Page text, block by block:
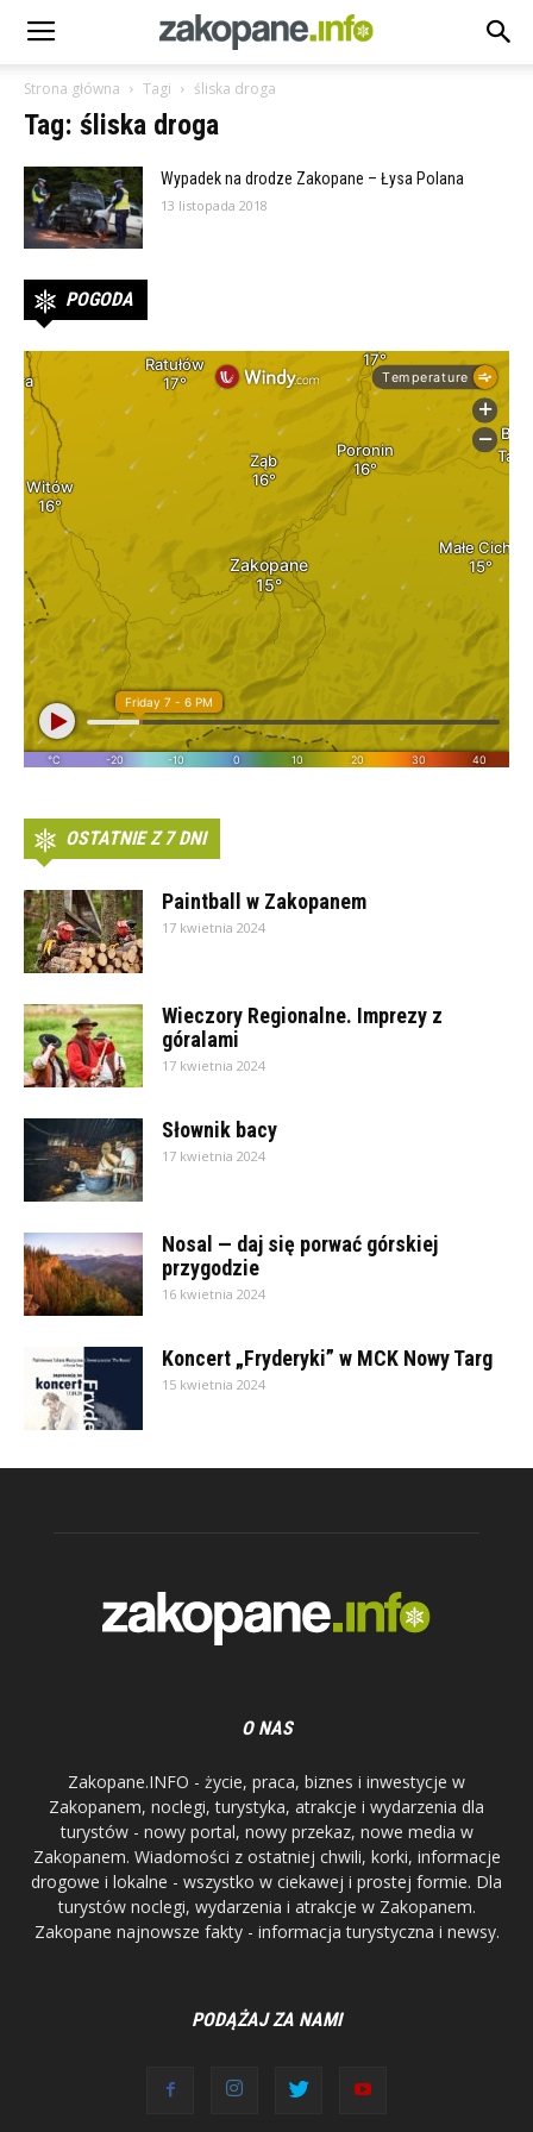
Strona główna Tagi śliska droga
Tag: śliska droga
Wypadek na drodze Zakopane – Łysa Polana
13 listopada 2018
POGODA
OSTATNIE Z 7 DNI
Paintball w Zakopanem
17 kwietnia 2024
Wieczory Regionalne. Imprezy z
góralami
17 kwietnia 2024
Słownik bacy
17 kwietnia 2024
Nosal — daj się porwać górskiej
przygodzie
16 kwietnia 2024
Koncert „Fryderyki” w MCK Nowy Targ
15 kwietnia 2024
O NAS
Zakopane.INFO - życie, praca, biznes i inwestycje w
Zakopanem, noclegi, turystyka, atrakcje i wydarzenia dla
turystów - nowy portal, nowy przekaz, nowe media w
Zakopanem. Wiadomości z ostatniej chwili, korki, informacje
drogowe i lokalne - wszystko w ciekawej i prostej formie. Dla
turystów noclegi, wydarzenia i atrakcje w Zakopanem.
Zakopane najnowsze fakty - informacja turystyczna i newsy.
PODĄŻAJ ZA NAMI